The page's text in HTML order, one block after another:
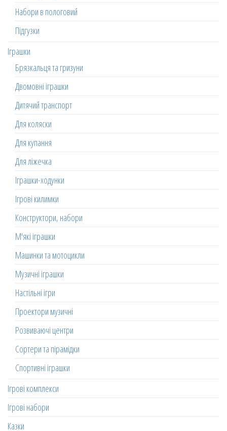
Набори в пологовий
Підгузки
Іграшки
Брязкальця та гризуни
Двомовні іграшки
Дитячий транспорт
Для коляски
Для купання
Для ліжечка
Іграшки-ходунки
Ігрові килимки
Конструктори, набори
М'які іграшки
Машинки та мотоцикли
Музичні іграшки
Настільні ігри
Проектори музичні
Розвиваючі центри
Сортери та пірамідки
Спортивні іграшки
Ігрові комплекси
Ігрові набори
Казки